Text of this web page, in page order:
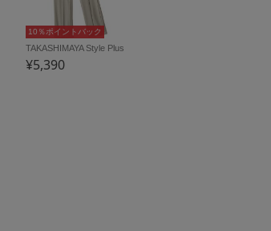
10％ポイントバック
TAKASHIMAYA Style Plus
¥5,390